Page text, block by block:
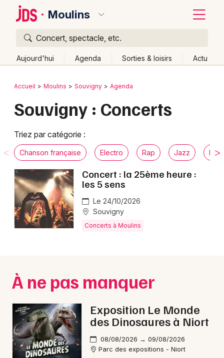
Moulins
Concert, spectacle, etc.
Aujourd'hui Agenda Sorties & loisirs Actu
Publier un événement
Grands événements
Activité & Expérience
Manifestations
Foires & salons
Sports
Soirées
Sorties famille
Bordeaux
Lille
Lyon
Marseille
Mulhouse
Montpellier
Paris
Strasbourg
Toulouse
Toutes les villes
Retour
Accueil Moulins Souvigny Agenda
Souvigny : Concerts
Triez par catégorie :
Chanson française Electro Rap Jazz
Concert : la 25ème heure :
les 5 sens
Le 24/10/2026
Souvigny
Concerts à Moulins
À ne pas manquer
Exposition Le Monde
des Dinosaures à Niort
08/08/2026 → 09/08/2026
Parc des expositions - Niort
Quoi ?
Où ?
Près de moi
Changer de lieu
Quand ?
Aujourd'hui
Demain Ce week-end Autre